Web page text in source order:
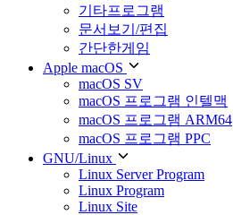
기타프로그램
문서보기/편집
간단한게임
Apple macOS
macOS SV
macOS 프로그램 인텔맥
macOS 프로그램 ARM64
macOS 프로그램 PPC
GNU/Linux
Linux Server Program
Linux Program
Linux Site